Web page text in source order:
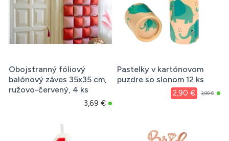
Obojstranný fóliový
balónový záves 35x35 cm,
ružovo-červený, 4 ks
3,69 €
Pastelky v kartónovom
puzdre so slonom 12 ks
2,90 € 3,99 €